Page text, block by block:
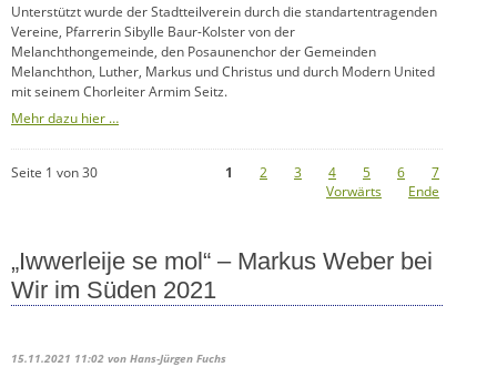
Unterstützt wurde der Stadtteilverein durch die standartentragenden
Vereine, Pfarrerin Sibylle Baur-Kolster von der
Melanchthongemeinde, den Posaunenchor der Gemeinden
Melanchthon, Luther, Markus und Christus und durch Modern United
mit seinem Chorleiter Armim Seitz.
Mehr dazu hier …
Seite 1 von 30 1 2 3 4 5 6
7
Vorwärts
Ende
„Iwwerleije se mol“ – Markus Weber bei
Wir im Süden 2021
15.11.2021 11:02 von Hans-Jürgen Fuchs